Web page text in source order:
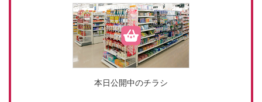
本日公開中のチラシ